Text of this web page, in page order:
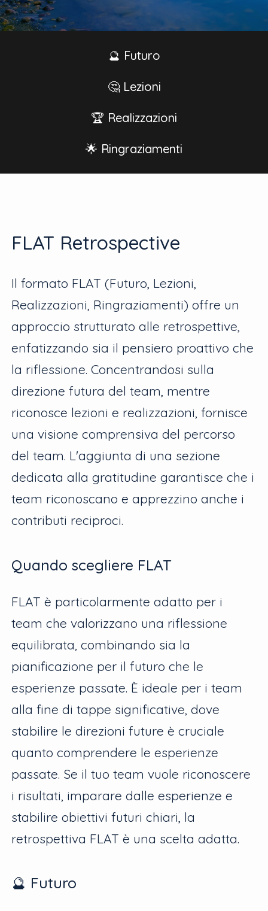
🔮 Futuro
🤔 Lezioni
🏆 Realizzazioni
🌟 Ringraziamenti
FLAT Retrospective
Il formato FLAT (Futuro, Lezioni,
Realizzazioni, Ringraziamenti) offre un
approccio strutturato alle retrospettive,
enfatizzando sia il pensiero proattivo che
la riflessione. Concentrandosi sulla
direzione futura del team, mentre
riconosce lezioni e realizzazioni, fornisce
una visione comprensiva del percorso
del team. L'aggiunta di una sezione
dedicata alla gratitudine garantisce che i
team riconoscano e apprezzino anche i
contributi reciproci.
Quando scegliere FLAT
FLAT è particolarmente adatto per i
team che valorizzano una riflessione
equilibrata, combinando sia la
pianificazione per il futuro che le
esperienze passate. È ideale per i team
alla fine di tappe significative, dove
stabilire le direzioni future è cruciale
quanto comprendere le esperienze
passate. Se il tuo team vuole riconoscere
i risultati, imparare dalle esperienze e
stabilire obiettivi futuri chiari, la
retrospettiva FLAT è una scelta adatta.
🔮 Futuro